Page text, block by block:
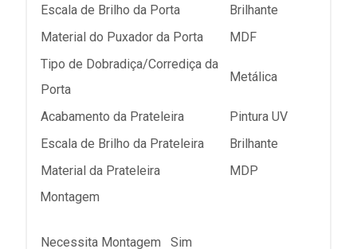
Escala de Brilho da Porta
Brilhante
Material do Puxador da Porta
MDF
Tipo de Dobradiça/Corrediça da
Porta
Metálica
Acabamento da Prateleira
Pintura UV
Escala de Brilho da Prateleira
Brilhante
Material da Prateleira
MDP
Montagem
Necessita Montagem
Sim